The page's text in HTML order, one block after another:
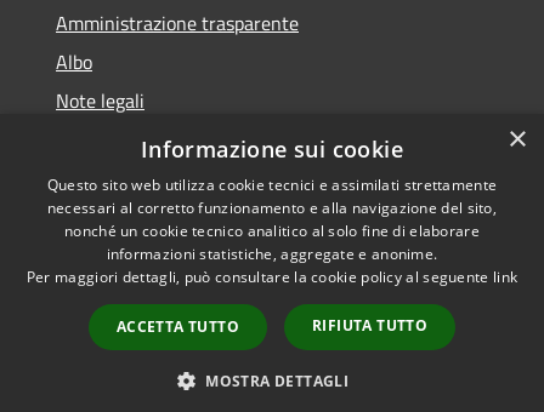
Amministrazione trasparente
Albo
Note legali
Dichiarazione di accessibilità
Accessibilità
Copyright © 2026 • Città di
Brugherio • Powered by
Municipium•
Accesso
redazione
×
Informazione sui cookie
Questo sito web utilizza cookie tecnici e assimilati strettamente
necessari al corretto funzionamento e alla navigazione del sito,
nonché un cookie tecnico analitico al solo fine di elaborare
informazioni statistiche, aggregate e anonime.
Per maggiori dettagli, può consultare la cookie policy al seguente link
ACCETTA TUTTO RIFIUTA TUTTO
MOSTRA DETTAGLI